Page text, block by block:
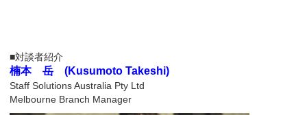
■対談者紹介
楠本 岳 (Kusumoto Takeshi)
Staff Solutions Australia Pty Ltd
Melbourne Branch Manager